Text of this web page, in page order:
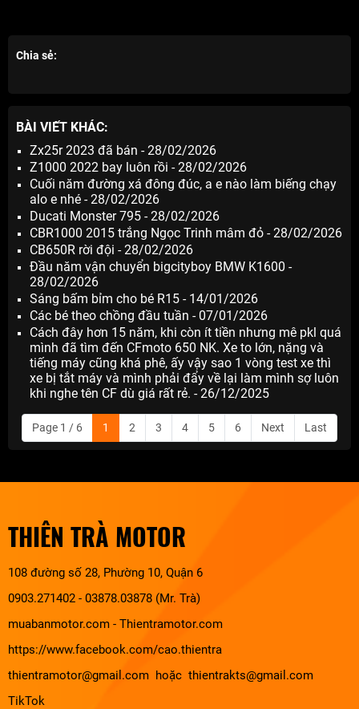
Chia sẻ:
BÀI VIẾT KHÁC:
Zx25r 2023 đã bán - 28/02/2026
Z1000 2022 bay luôn rồi - 28/02/2026
Cuối năm đường xá đông đúc, a e nào làm biếng chạy
alo e nhé - 28/02/2026
Ducati Monster 795 - 28/02/2026
CBR1000 2015 trắng Ngọc Trinh mâm đỏ - 28/02/2026
CB650R rời đội - 28/02/2026
Đầu năm vận chuyển bigcityboy BMW K1600 -
28/02/2026
Sáng bấm bỉm cho bé R15 - 14/01/2026
Các bé theo chồng đầu tuần - 07/01/2026
Cách đây hơn 15 năm, khi còn ít tiền nhưng mê pkl quá
mình đã tìm đến CFmoto 650 NK. Xe to lớn, nặng và
tiếng máy cũng khá phê, ấy vậy sao 1 vòng test xe thì
xe bị tắt máy và mình phải đẩy về lại làm mình sợ luôn
khi nghe tên CF dù giá rất rẻ. - 26/12/2025
Page 1 / 6 1 2 3 4 5 6 Next Last
THIÊN TRÀ MOTOR
108 đường số 28, Phường 10, Quận 6
0903.271402 - 03878.03878 (Mr. Trà)
muabanmotor.com - Thientramotor.com
https://www.facebook.com/cao.thientra
thientramotor@gmail.com hoặc thientrakts@gmail.com
TikTok